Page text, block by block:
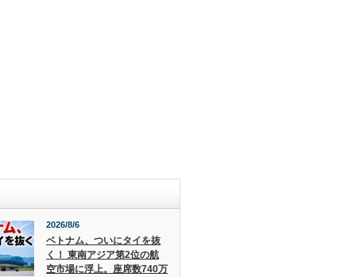
2026/8/6
ベトナム、ついにタイを抜
く！ 東南アジア第2位の航
空市場に浮上。座席数740万